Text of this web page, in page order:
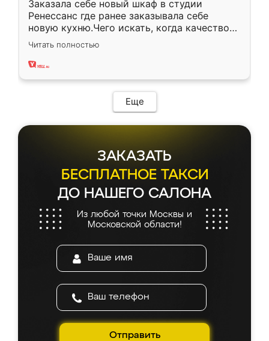
Заказала себе новый шкаф в студии
Ренессанс где ранее заказывала себе
новую кухню.Чего искать, когда качеством
вполне довольна. Служит кухня уже почти
два года, нареканий нет.
Читать полностью
Еще
ЗАКАЗАТЬ
БЕСПЛАТНОЕ ТАКСИ
ДО НАШЕГО САЛОНА
Из любой точки Москвы и
Московской области!
Отправить